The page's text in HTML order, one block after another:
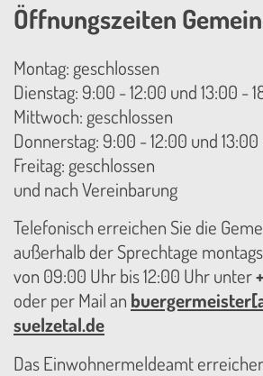
Öffnungszeiten
Montag: geschlossen
Dienstag: 9:00 - 12:00 und 13:00 -
Mittwoch: geschlossen
Donnerstag: 9:00 - 12:00 und
Freitag: geschlossen
und nach Vereinbarung
Telefonisch erreichen Sie die
außerhalb der Sprechtage
von 09:00 Uhr bis 12:00 Uhr unter
oder per Mail an
suelzetal.de
Das Einwohnermeldeamt